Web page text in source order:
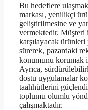
Bu hedeflere
markası, yenilikçi
geliştirilmesine ve
vermektedir. Müşteri
karşılayacak ürünleri
sürerek, pazardaki
konumunu korumak
Ayrıca,
dostu uygulamalar
taahhütlerini
toplumu olumlu
çalışmaktadır.